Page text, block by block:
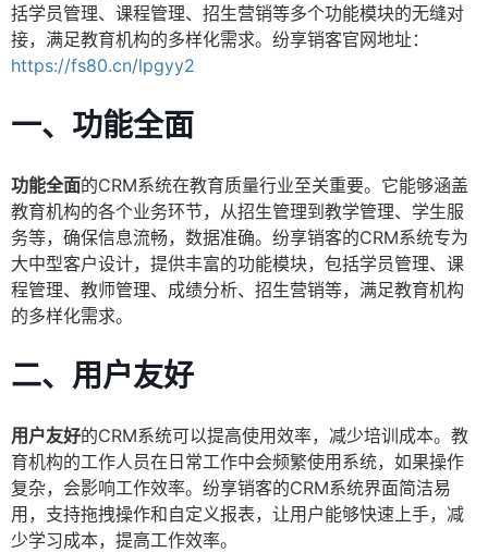
括学员管理、课程管理、招生营销等多个功能模块的无缝对
接，满足教育机构的多样化需求。纷享销客官网地址：
https://fs80.cn/lpgyy2
一、功能全面
功能全面的CRM系统在教育质量行业至关重要。它能够涵盖
教育机构的各个业务环节，从招生管理到教学管理、学生服
务等，确保信息流畅，数据准确。纷享销客的CRM系统专为
大中型客户设计，提供丰富的功能模块，包括学员管理、课
程管理、教师管理、成绩分析、招生营销等，满足教育机构
的多样化需求。
二、用户友好
用户友好的CRM系统可以提高使用效率，减少培训成本。教
育机构的工作人员在日常工作中会频繁使用系统，如果操作
复杂，会影响工作效率。纷享销客的CRM系统界面简洁易
用，支持拖拽操作和自定义报表，让用户能够快速上手，减
少学习成本，提高工作效率。